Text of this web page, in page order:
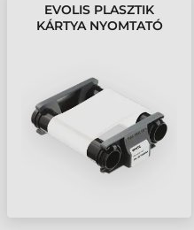
EVOLIS PLASZTIK
KÁRTYA NYOMTATÓ
FEHÉR